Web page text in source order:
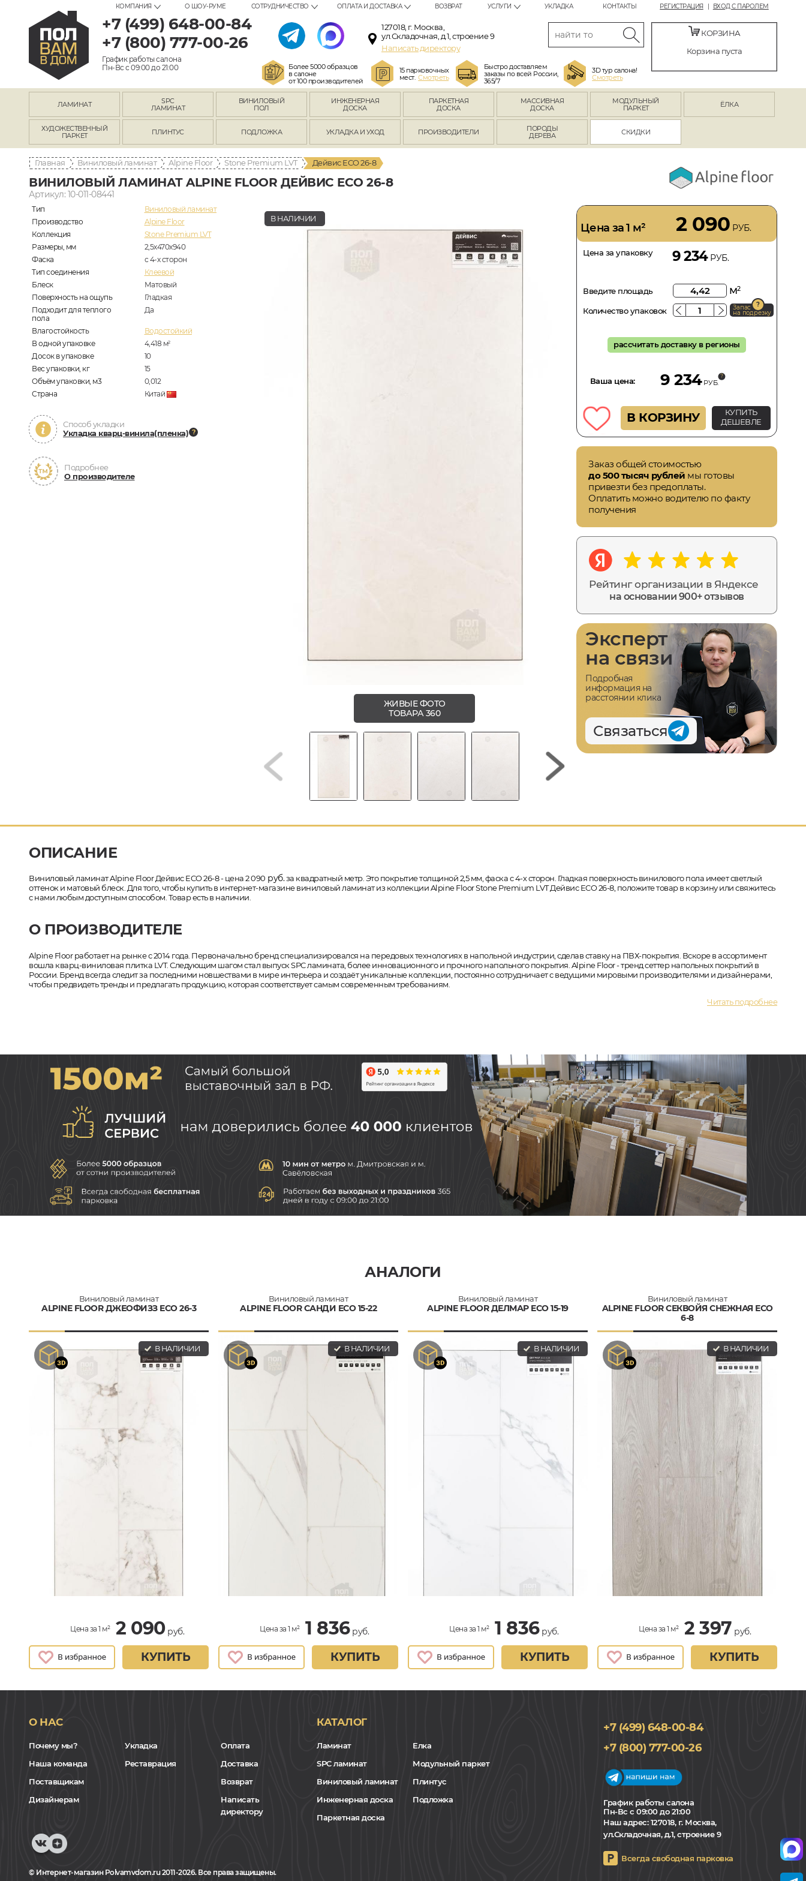
РЕГИСТРАЦИЯ ВХОД С ПАРОЛЕМ
КОМПАНИЯ О ШОУ-РУМЕ СОТРУДНИЧЕСТВО ОПЛАТА И ДОСТАВКА ВОЗВРАТ УСЛУГИ УКЛАДКА КОНТАКТЫ
+7 (499) 648-00-84
+7 (800) 777-00-26
График работы салона
Пн-Вс с 09:00 до 21:00
127018, г. Москва,
ул.Складочная, д.1, строение 9
Написать директору
Более 5000 образцов
в салоне
от 100 производителей
15 парковочных
мест.Смотреть
Быстро доставляем
заказы по всей России,
365/7
3D тур салона!
Смотреть
КОРЗИНА
Корзина пуста
ЛАМИНАТ
SPC
ЛАМИНАТ
ВИНИЛОВЫЙ
ПОЛ
ИНЖЕНЕРНАЯ
ДОСКА
ПАРКЕТНАЯ
ДОСКА
МАССИВНАЯ
ДОСКА
МОДУЛЬНЫЙ
ПАРКЕТ
ЁЛКА
ХУДОЖЕСТВЕННЫЙ
ПАРКЕТ
ПЛИНТУС ПОДЛОЖКА УКЛАДКА И УХОД ПРОИЗВОДИТЕЛИ
ПОРОДЫ
ДЕРЕВА
СКИДКИ
Главная Виниловый ламинат Alpine Floor Stone Premium LVT Дейвис ECO 26-8
ВИНИЛОВЫЙ ЛАМИНАТ ALPINE FLOOR ДЕЙВИС ECO 26-8
Артикул: 10-011-08441
Тип
Виниловый ламинат
Производство
Alpine Floor
Коллекция
Stone Premium LVT
Размеры, мм
2,5х470х940
Фаска
с 4-х сторон
Тип соединения
Клеевой
Блеск
Матовый
Поверхность на ощупь
Гладкая
Подходит для теплого
пола
Да
Влагостойкость
Водостойкий
В одной упаковке
4,418 м2
Досок в упаковке
10
Вес упаковки, кг
15
Объём упаковки, м3
0,012
Страна
Китай
Способ укладки
Укладка кварц-винила(пленка)
Подробнее
О производителе
В НАЛИЧИИ
ЖИВЫЕ ФОТО
ТОВАРА 360
Цена за 1 м² 2 090 РУБ.
Цена за упаковку 9 234РУБ.
Введите площадь м2
Количество упаковок Запас
на подрезку
рассчитать доставку в регионы
Ваша цена: 9 234 РУБ.
В КОРЗИНУ
КУПИТЬ
ДЕШЕВЛЕ
Заказ общей стоимостью
до 500 тысяч рублей мы готовы
привезти без предоплаты.
Оплатить можно водителю по факту
получения
Рейтинг организации в Яндексе
на основании 900+ отзывов
Эксперт
на связи
Подробная
информация на
расстоянии клика
Связаться
ОПИСАНИЕ
Виниловый ламинат Alpine Floor Дейвис ECO 26-8 - цена 2 090 руб.за квадратный метр. Это покрытие толщиной 2,5 мм, фаска с 4-х сторон. Гладкая поверхность винилового пола имеет светлый
оттенок и матовый блеск. Для того, чтобы купить в интернет-магазине виниловый ламинат из коллекции Alpine Floor Stone Premium LVT Дейвис ECO 26-8, положите товар в корзину или свяжитесь
с нами любым доступным способом. Товар есть в наличии.
О ПРОИЗВОДИТЕЛЕ
Alpine Floor работает на рынке с 2014 года. Первоначально бренд специализировался на передовых технологиях в напольной индустрии, сделав ставку на ПВХ-покрытия. Вскоре в ассортимент
вошла кварц-виниловая плитка LVT. Следующим шагом стал выпуск SPC ламината, более инновационного и прочного напольного покрытия. Alpine Floor - тренд сеттер напольных покрытий в
России. Бренд всегда следит за последними новшествами в мире интерьера и создаёт уникальные коллекции, постоянно сотрудничает с ведущими мировыми производителями и дизайнерами,
чтобы предвидеть тренды и предлагать продукцию, которая соответствует самым современным требованиям.
Читать подробнее
АНАЛОГИ
Виниловый ламинат
ALPINE FLOOR ДЖЕОФИЗЗ ECO 26-3
В НАЛИЧИИ
Цена за 1 м² 2 090руб.
КУПИТЬ
Виниловый ламинат
ALPINE FLOOR САНДИ ECO 15-22
В НАЛИЧИИ
Цена за 1 м² 1 836руб.
КУПИТЬ
Виниловый ламинат
ALPINE FLOOR ДЕЛМАР ECO 15-19
В НАЛИЧИИ
Цена за 1 м² 1 836руб.
КУПИТЬ
Виниловый ламинат
ALPINE FLOOR СЕКВОЙЯ СНЕЖНАЯ ЕСО
6-8
В НАЛИЧИИ
Цена за 1 м² 2 397 руб.
КУПИТЬ
О НАС
Почему мы?
Наша команда
Поставщикам
Дизайнерам
Укладка
Реставрация
Оплата
Доставка
Возврат
Написать
директору
КАТАЛОГ
Ламинат
SPC ламинат
Виниловый ламинат
Инженерная доска
Паркетная доска
Елка
Модульный паркет
Плинтус
Подложка
+7 (499) 648-00-84
+7 (800) 777-00-26
График работы салона
Пн-Вс с 09:00 до 21:00
Наш адрес:127018, г. Москва,
ул.Складочная, д.1, строение 9
Всегда свободная парковка
© Интернет-магазин Polvamvdom.ru 2011-2026. Все права защищены.